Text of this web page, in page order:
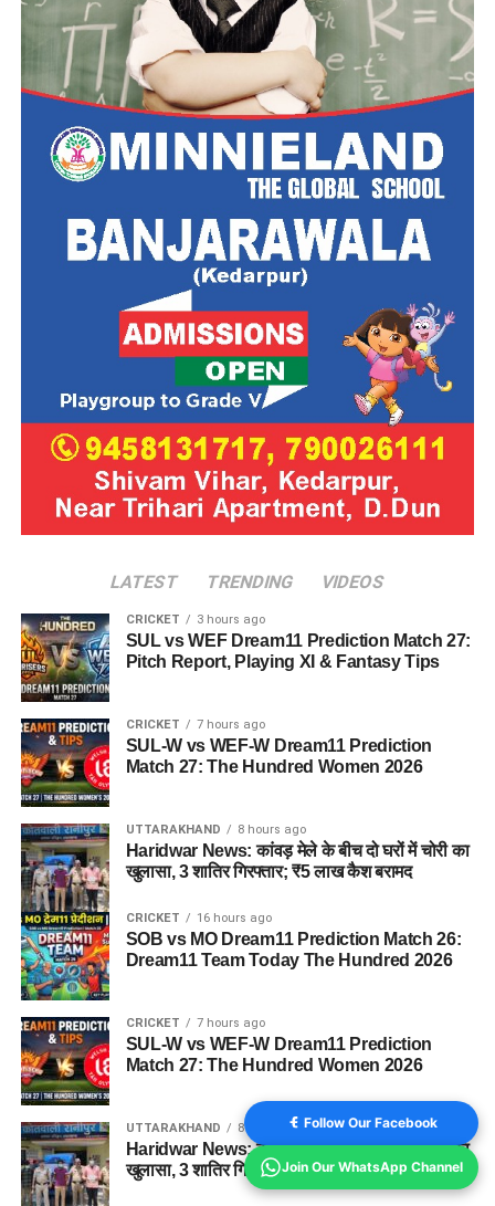
LATEST TRENDING VIDEOS
CRICKET 3 hours ago
SUL vs WEF Dream11 Prediction Match 27:
Pitch Report, Playing XI & Fantasy Tips
CRICKET 7 hours ago
SUL-W vs WEF-W Dream11 Prediction
Match 27: The Hundred Women 2026
UTTARAKHAND 8 hours ago
Haridwar News: कांवड़ मेले के बीच दो घरों में चोरी का
खुलासा, 3 शातिर गिरफ्तार; ₹5 लाख कैश बरामद
CRICKET 16 hours ago
SOB vs MO Dream11 Prediction Match 26:
Dream11 Team Today The Hundred 2026
CRICKET 7 hours ago
SUL-W vs WEF-W Dream11 Prediction
Match 27: The Hundred Women 2026
UTTARAKHAND 8 hours ago
Haridwar News: कांवड़ मेले के बीच दो घरों में चोरी का
खुलासा, 3 शातिर गिरफ्तार; ₹5 लाख कैश बरामद
Follow Our Facebook
Join Our WhatsApp Channel